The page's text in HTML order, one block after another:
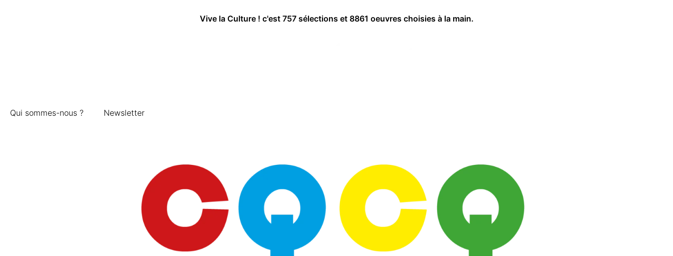
Vive la Culture ! c'est 757 sélections et 8861 oeuvres choisies à la main.
Qui sommes-nous ? Newsletter